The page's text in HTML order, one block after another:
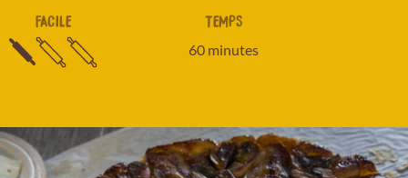
FACILE TEMPS
60 minutes